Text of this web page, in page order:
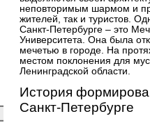
неповторимым шармом и
жителей, так и туристов.
Санкт-Петербурге – это
Университета. Она была
мечетью в городе. На
местом поклонения для
Ленинградской области.
История
Санкт-Петербурге